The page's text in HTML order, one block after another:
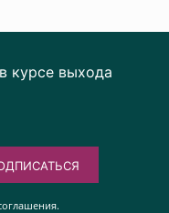
курсе выхода